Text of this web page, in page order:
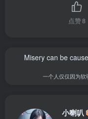
点赞8
Misery can be
一个人仅仅因为
小喇叭